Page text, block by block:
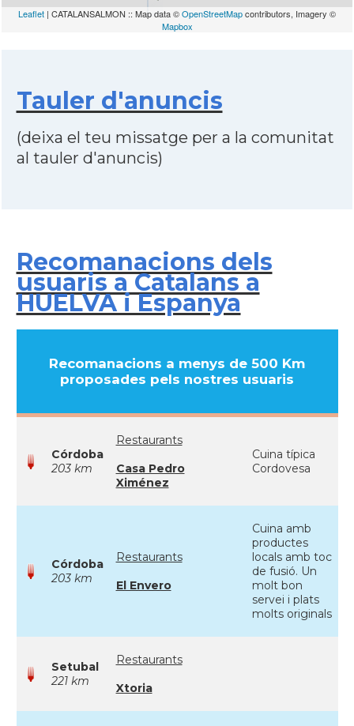
Leaflet | CATALANSALMON :: Map data ©OpenStreetMapcontributors, Imagery ©
Mapbox
Tauler d'anuncis
(deixa el teu missatge per a la comunitat
al tauler d'anuncis)
Recomanacions dels
usuaris a Catalans a
HUELVA i Espanya
Recomanacions a menys de 500 Km
proposades pels nostres usuaris
Córdoba
203 km
Restaurants
Casa Pedro
Ximénez
Cuina típica
Cordovesa
Córdoba
203 km
Restaurants
El Envero
Cuina amb
productes
locals amb toc
de fusió. Un
molt bon
servei i plats
molts originals
Setubal
221 km
Restaurants
Xtoria